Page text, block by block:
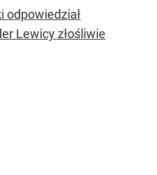
odpowiedział
Lewicy złośliwie